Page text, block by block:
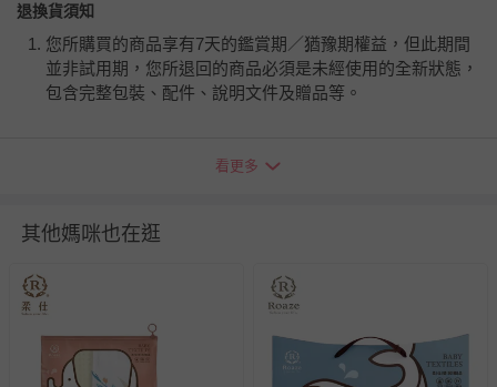
退換貨須知
您所購買的商品享有7天的鑑賞期／猶豫期權益，但此期間
並非試用期，您所退回的商品必須是未經使用的全新狀態，
包含完整包裝、配件、說明文件及贈品等。
瑕疵退換貨所產生的運費，將由媽咪愛負責處理，若非瑕疵
並點選『我要退貨』即可進行申請。若有相關退貨問題，請
至媽咪愛LINE@客服ID: @mamilove
針對滿件折/滿額贈…等活動，如因部份退貨，而該訂單保
留商品未達活動門檻，將以原價計算，活動贈品亦需一併退
回。
看更多
其他媽咪也在逛